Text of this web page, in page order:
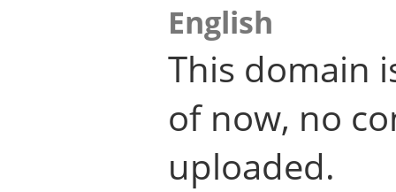
English
This domain
of now, no
uploaded.